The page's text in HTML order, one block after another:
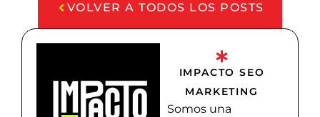
VOLVER A TODOS LOS POSTS
IMPACTO SEO
MARKETING
Somos una